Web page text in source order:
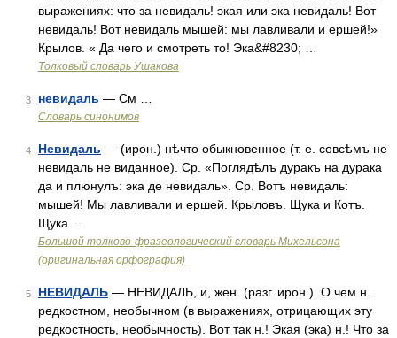
выражениях: что за невидаль! экая или эка невидаль! Вот
невидаль! Вот невидаль мышей: мы лавливали и ершей!»
Крылов. « Да чего и смотреть то! Эка&#8230; …
Толковый словарь Ушакова
3 невидаль — См …
Словарь синонимов
4 Невидаль — (ирон.) нѣчто обыкновенное (т. е. совсѣмъ не
невидаль не виданное). Ср. «Поглядѣлъ дуракъ на дурака
да и плюнулъ: эка де невидаль». Ср. Вотъ невидаль:
мышей! Мы лавливали и ершей. Крыловъ. Щука и Котъ.
Щука …
Большой толково-фразеологический словарь Михельсона
(оригинальная орфография)
5 НЕВИДАЛЬ — НЕВИДАЛЬ, и, жен. (разг. ирон.). О чем н.
редкостном, необычном (в выражениях, отрицающих эту
редкостность, необычность). Вот так н.! Экая (эка) н.! Что за